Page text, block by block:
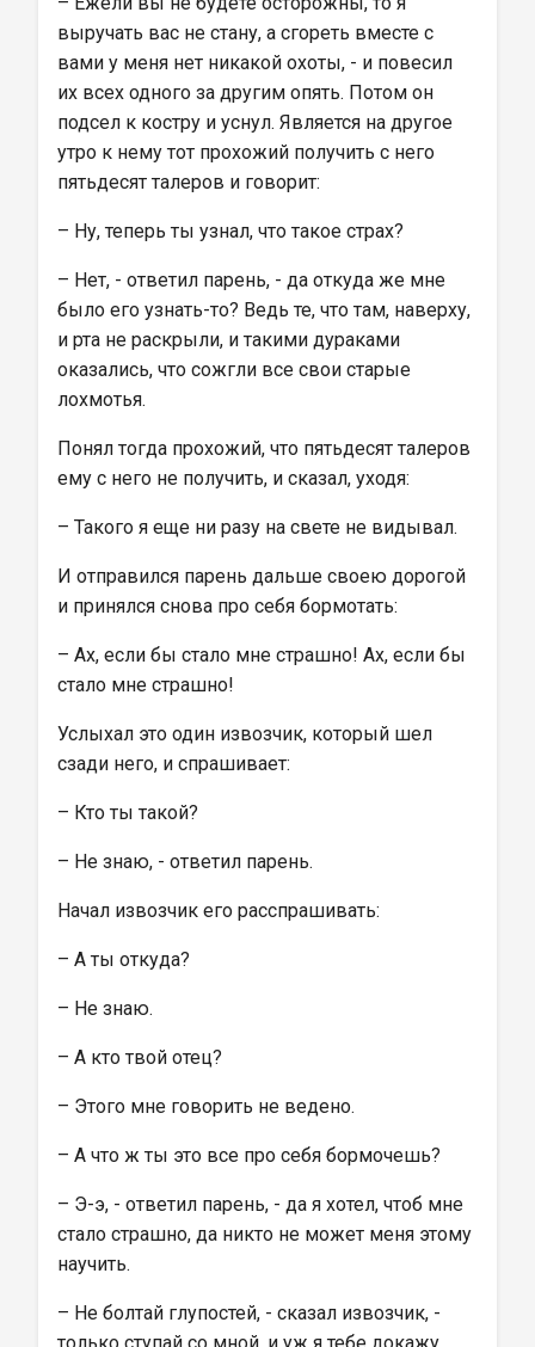
выручать вас не стану, а сгореть вместе с
вами у меня нет никакой охоты, - и повесил
их всех одного за другим опять. Потом он
подсел к костру и уснул. Является на другое
утро к нему тот прохожий получить с него
пятьдесят талеров и говорит:
– Ну, теперь ты узнал, что такое страх?
– Нет, - ответил парень, - да откуда же мне
было его узнать-то? Ведь те, что там, наверху,
и рта не раскрыли, и такими дураками
оказались, что сожгли все свои старые
лохмотья.
Понял тогда прохожий, что пятьдесят талеров
ему с него не получить, и сказал, уходя:
– Такого я еще ни разу на свете не видывал.
И отправился парень дальше своею дорогой
и принялся снова про себя бормотать:
– Ах, если бы стало мне страшно! Ах, если бы
стало мне страшно!
Услыхал это один извозчик, который шел
сзади него, и спрашивает:
– Кто ты такой?
– Не знаю, - ответил парень.
Начал извозчик его расспрашивать:
– А ты откуда?
– Не знаю.
– А кто твой отец?
– Этого мне говорить не ведено.
– А что ж ты это все про себя бормочешь?
– Э-э, - ответил парень, - да я хотел, чтоб мне
стало страшно, да никто не может меня этому
научить.
– Не болтай глупостей, - сказал извозчик, -